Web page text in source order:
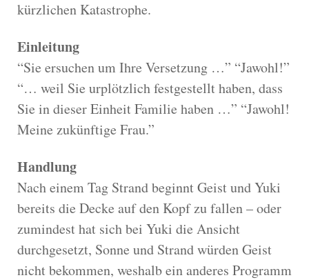
kürzlichen Katastrophe.
Einleitung
“Sie ersuchen um Ihre Versetzung …” “Jawohl!”
“… weil Sie urplötzlich festgestellt haben, dass
Sie in dieser Einheit Familie haben …” “Jawohl!
Meine zukünftige Frau.”
Handlung
Nach einem Tag Strand beginnt Geist und Yuki
bereits die Decke auf den Kopf zu fallen – oder
zumindest hat sich bei Yuki die Ansicht
durchgesetzt, Sonne und Strand würden Geist
nicht bekommen, weshalb ein anderes Programm